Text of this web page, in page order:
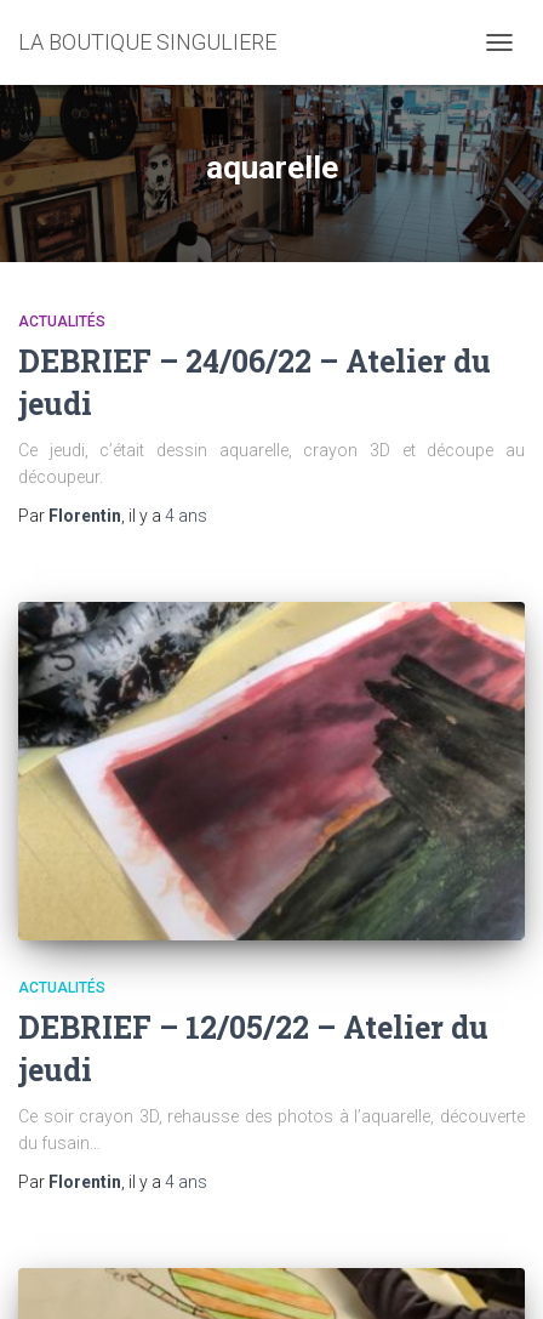
LA BOUTIQUE SINGULIERE
LA
aquarelle
ACTUALITÉS
DEBRIEF – 24/06/22 – Atelier du
jeudi
Ce jeudi, c’était dessin aquarelle, crayon 3D et découpe au
découpeur.
Par Florentin , il y a 4 ans
ACTUALITÉS
DEBRIEF – 12/05/22 – Atelier du
jeudi
Ce soir crayon 3D, rehausse des photos à l’aquarelle, découverte
du fusain…
Par Florentin , il y a 4 ans